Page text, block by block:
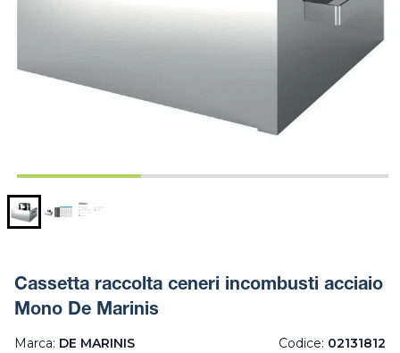
Cassetta raccolta ceneri incombusti acciaio
Mono De Marinis
Marca: DE MARINIS Codice: 02131812